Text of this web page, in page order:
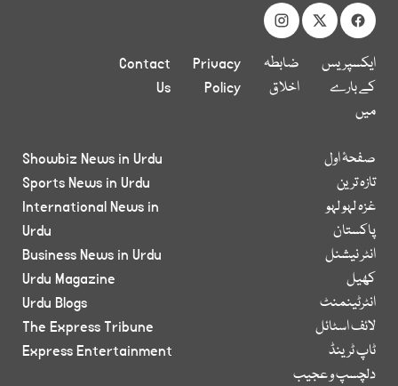
ایکسپریس
کے بارے
میں
ضابطہ
اخلاق
Privacy
Policy
Contact
Us
صفحۂ اول
تازہ ترین
غزہ لہو لہو
پاکستان
انٹر نیشنل
کھیل
انٹرٹینمنٹ
لائف اسٹائل
ٹاپ ٹرینڈ
دلچسپ و عجیب
Showbiz News in Urdu
Sports News in Urdu
International News in
Urdu
Business News in Urdu
Urdu Magazine
Urdu Blogs
The Express Tribune
Express Entertainment